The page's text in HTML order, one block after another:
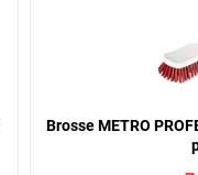
Brosse METRO